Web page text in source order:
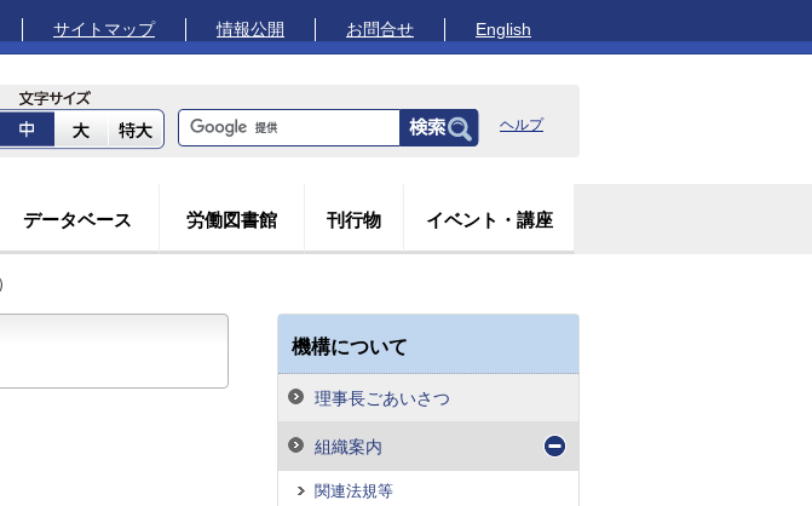
サイトマップ 情報公開 お問合せ English
ヘルプ
データベース 労働図書館 刊行物 イベント・講座
機構について
理事長ごあいさつ
組織案内
関連法規等